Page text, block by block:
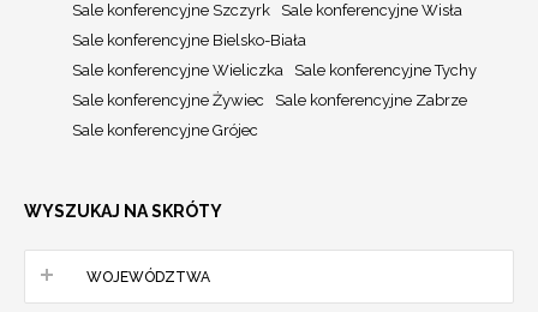
Sale konferencyjne Szczyrk
Sale konferencyjne Wisła
Sale konferencyjne Bielsko-Biała
Sale konferencyjne Wieliczka
Sale konferencyjne Tychy
Sale konferencyjne Żywiec
Sale konferencyjne Zabrze
Sale konferencyjne Grójec
WYSZUKAJ NA SKRÓTY
WOJEWÓDZTWA